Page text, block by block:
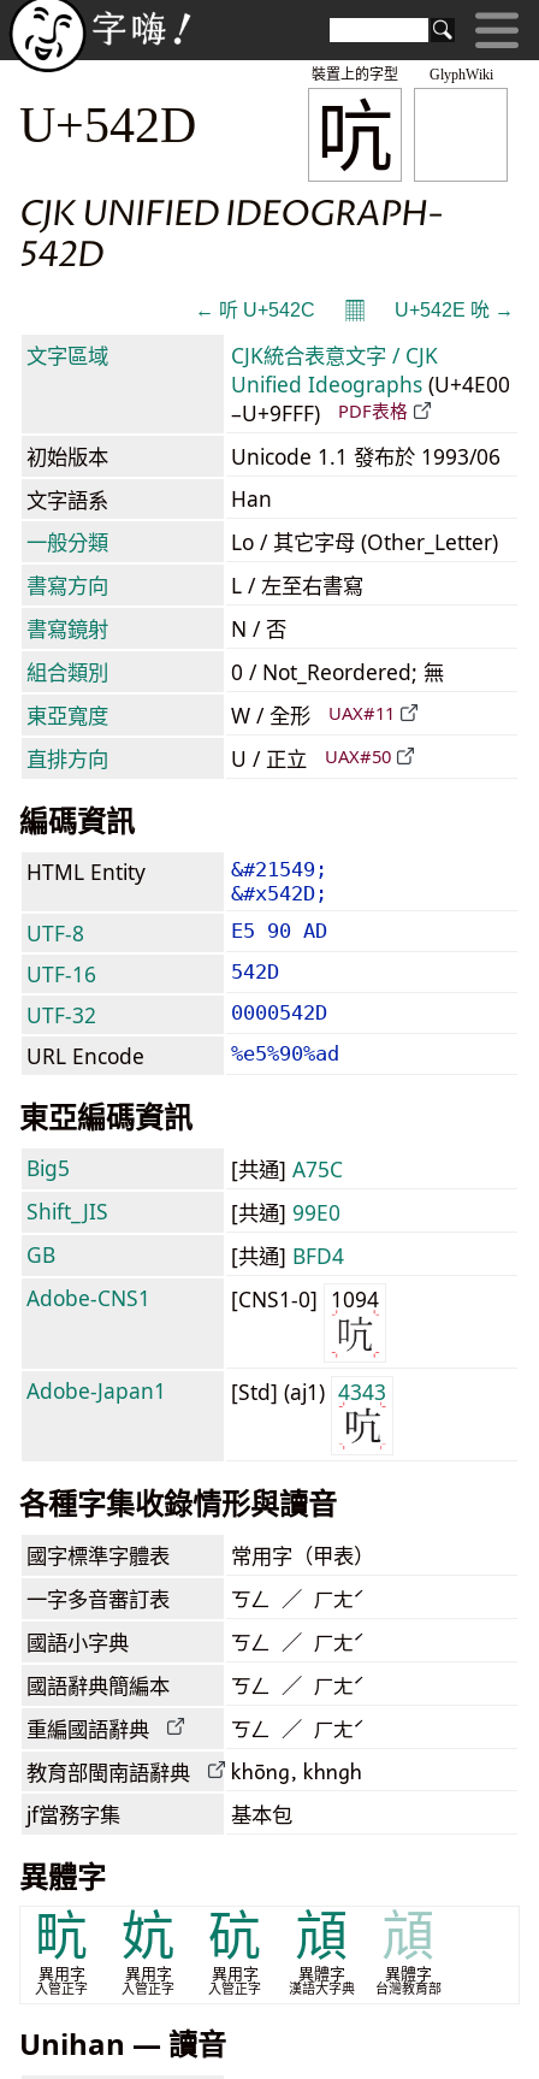
GlyphWiki
吭
裝置上的字型
U+542D
CJK UNIFIED IDEOGRAPH-
542D
← 听 U+542C 𝄜 U+542E 吮 →
文字區域
CJK統合表意文字 / CJK
Unified Ideographs (U+4E00
–U+9FFF)
PDF表格
初始版本
Unicode 1.1 發布於 1993/06
文字語系
Han
一般分類
Lo / 其它字母 (Other_Letter)
書寫方向
L / 左至右書寫
書寫鏡射
N / 否
組合類別
0 / Not_Reordered; 無
東亞寬度
W / 全形 UAX#11
直排方向 U / 正立 UAX#50
編碼資訊
HTML Entity
&#21549;
&#x542D;
UTF-8 E5 90 AD
UTF-16 542D
UTF-32 0000542D
URL Encode %e5%90%ad
東亞編碼資訊
Big5 [共通] A75C
Shift_JIS
[共通] 99E0
GB
[共通] BFD4
Adobe-CNS1
[CNS1-0] 1094
Adobe-Japan1 [Std] (aj1) 4343
各種字集收錄情形與讀音
國字標準字體表 常用字（甲表）
一字多音審訂表 ㄎㄥ ／ ㄏㄤˊ
國語小字典 ㄎㄥ ／ ㄏㄤˊ
國語辭典簡編本 ㄎㄥ ／ ㄏㄤˊ
重編國語辭典 ㄎㄥ ／ ㄏㄤˊ
教育部閩南語辭典 khōng, khngh
jf當務字集 基本包
異體字
㽘
異用字
入管正字
妔
異用字
入管正字
砊
異用字
入管正字
頏
異體字
漢語大字典
頏
異體字
台灣教育部
Unihan — 讀音